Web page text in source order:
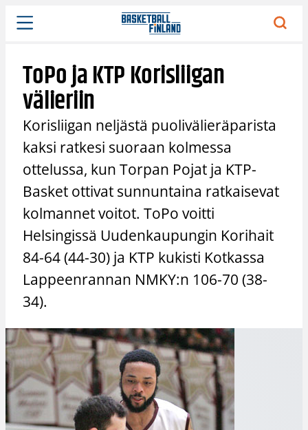
Siirry
sisältöön
ToPo ja KTP Korisliigan
välieriin
Korisliigan neljästä puolivälieräparista
kaksi ratkesi suoraan kolmessa
ottelussa, kun Torpan Pojat ja KTP-
Basket ottivat sunnuntaina ratkaisevat
kolmannet voitot. ToPo voitti
Helsingissä Uudenkaupungin Korihait
84-64 (44-30) ja KTP kukisti Kotkassa
Lappeenrannan NMKY:n 106-70 (38-
34).